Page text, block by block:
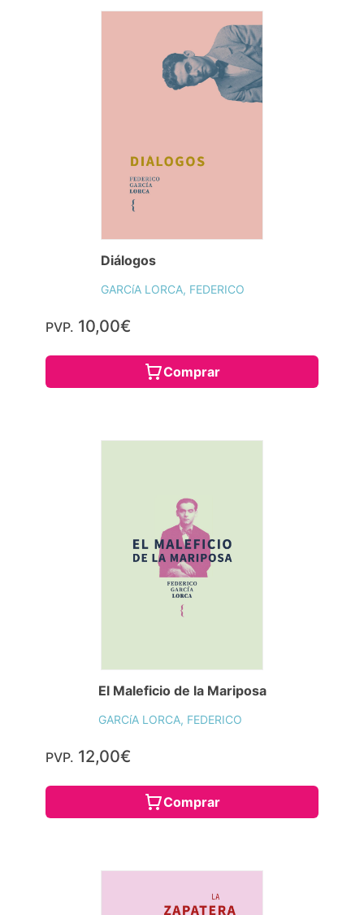
Diálogos
GARCíA LORCA, FEDERICO
PVP. 10,00€
Comprar
El Maleficio de la Mariposa
GARCíA LORCA, FEDERICO
PVP. 12,00€
Comprar